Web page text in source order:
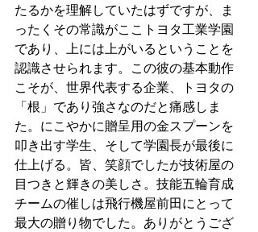
たるかを理解していたはずですが、ま
ったくその常識がここトヨタ工業学園
であり、上には上がいるということを
認識させられます。この彼の基本動作
こそが、世界代表する企業、トヨタの
「根」であり強さなのだと痛感しま
た。にこやかに贈呈用の金スプーンを
叩き出す学生、そして学園長が最後に
仕上げる。皆、笑顔でしたが技術屋の
目つきと輝きの美しさ。技能五輪育成
チームの催しは飛行機屋前田にとって
最大の贈り物でした。ありがとうござ